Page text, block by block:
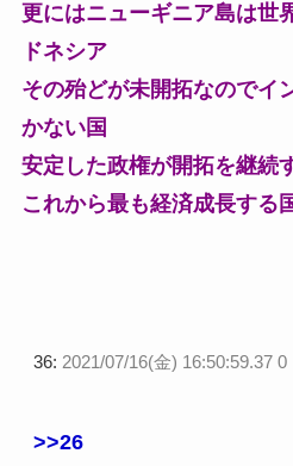
更にはニューギニア島は世
ドネシア
その殆どが未開拓なのでイ
かない国
安定した政権が開拓を継続
これから最も経済成長する
36: 2021/07/16(金) 16:50:59.37 0
>>26